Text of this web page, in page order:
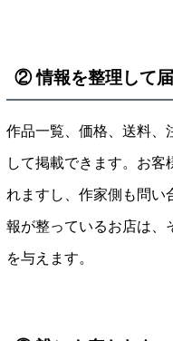
② 情報を整理して届
作品一覧、価格、送料、
して掲載できます。お客
れますし、作家側も問い
報が整っているお店は、
を与えます。